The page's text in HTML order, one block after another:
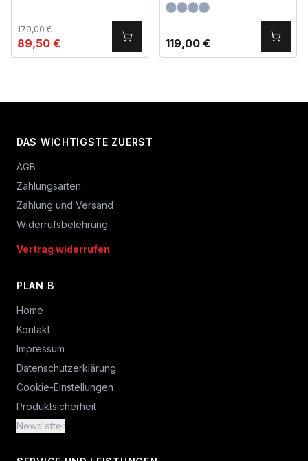
179,00€
89,50 € 119,00 €
DAS WICHTIGSTE ZUERST
AGB
Zahlungsarten
Zahlung und Versand
Widerrufsbelehrung
Vertrag widerrufen
PLAN B
Home
Kontakt
Impressum
Datenschutzerklärung
Cookie-Einstellungen
Produktsicherheit
Newsletter